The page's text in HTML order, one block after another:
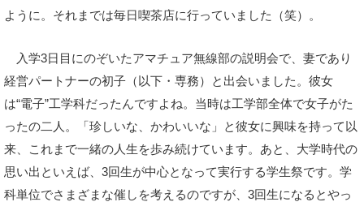
ように。それまでは毎日喫茶店に行っていました（笑）。
入学3日目にのぞいたアマチュア無線部の説明会で、妻であり
経営パートナーの初子（以下・専務）と出会いました。彼女
は“電子”工学科だったんですよね。当時は工学部全体で女子がた
ったの二人。「珍しいな、かわいいな」と彼女に興味を持って以
来、これまで一緒の人生を歩み続けています。あと、大学時代の
思い出といえば、3回生が中心となって実行する学生祭です。学
科単位でさまざまな催しを考えるのですが、3回生になるとやっ